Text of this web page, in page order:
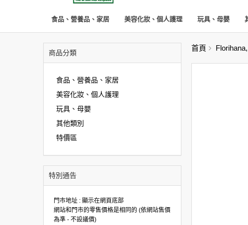
食品、營養品、家居 美容化妝、個人護理 玩具、母嬰
商品分類
食品、營養品、家居
美容化妝、個人護理
玩具、母嬰
其他類別
特價區
特別通告
門市地址 : 顯示在網頁底部
網站和門市的零售價格是相同的 (依網站售價
為準 - 不設議價)
首頁